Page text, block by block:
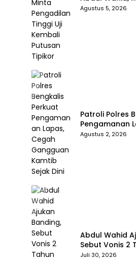
Tinggi Uji
Agustus 5, 2026
Patroli Polres
Pengamanan
Gangguan
Agustus 2, 2026
Abdul Wahid
Sebut Vonis 2
Fakta
Juli 30, 2026